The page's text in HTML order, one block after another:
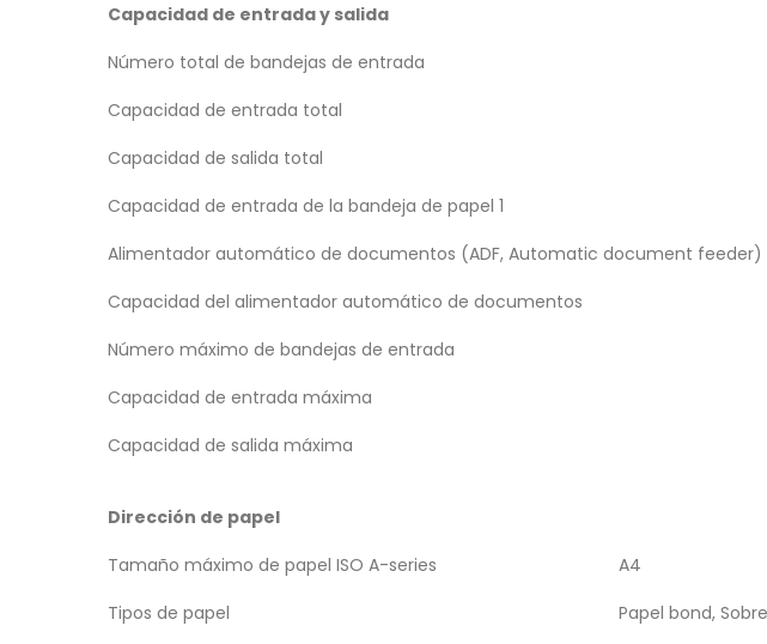
Capacidad de entrada y salida
Número total de bandejas de entrada
Capacidad de entrada total
Capacidad de salida total
Capacidad de entrada de la bandeja de papel 1
Alimentador automático de documentos (ADF, Automatic document feeder)
Capacidad del alimentador automático de documentos
Número máximo de bandejas de entrada
Capacidad de entrada máxima
Capacidad de salida máxima
Dirección de papel
Tamaño máximo de papel ISO A-series
A4
Tipos de papel
Papel bond,